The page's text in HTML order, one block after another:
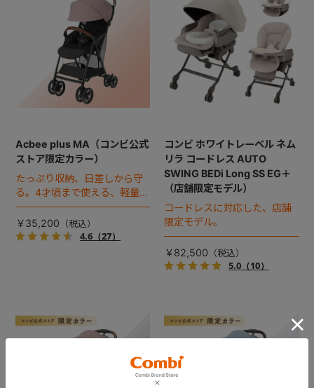
Acbee plus MA（コンビ公式
ストア限定カラー）
たっぷり収納、日差しから守
る。4才頃まで使える、軽量B
型ベビーカー。
￥35,200
4.6（27）
コンビ ホワイトレーベル ネム
リラ コードレス AUTO
SWING BEDi Long SS EG＋
（店舗限定モデル）
コードレスに対応した、店舗
限定モデル。
￥82,500
5.0（10）